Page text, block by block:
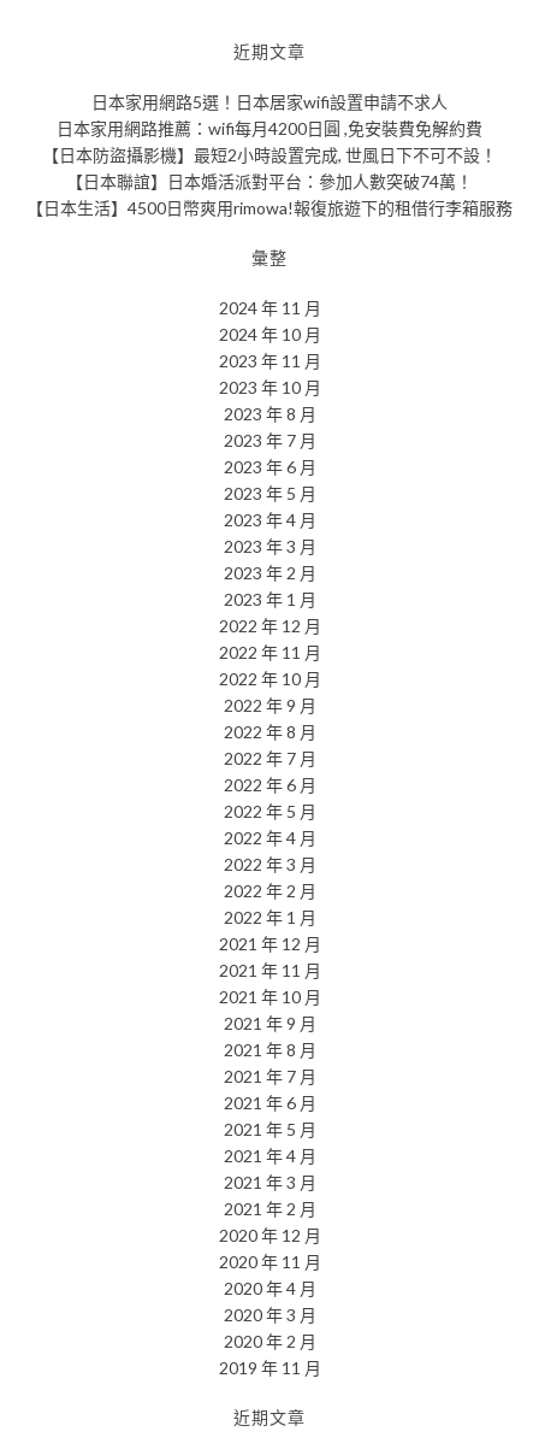
近期文章
日本家用網路5選！日本居家wifi設置申請不求人
日本家用網路推薦：wifi每月4200日圓 ,免安裝費免解約費
【日本防盜攝影機】最短2小時設置完成, 世風日下不可不設！
【日本聯誼】日本婚活派對平台：參加人數突破74萬！
【日本生活】4500日幣爽用rimowa!報復旅遊下的租借行李箱服務
彙整
2024 年 11 月
2024 年 10 月
2023 年 11 月
2023 年 10 月
2023 年 8 月
2023 年 7 月
2023 年 6 月
2023 年 5 月
2023 年 4 月
2023 年 3 月
2023 年 2 月
2023 年 1 月
2022 年 12 月
2022 年 11 月
2022 年 10 月
2022 年 9 月
2022 年 8 月
2022 年 7 月
2022 年 6 月
2022 年 5 月
2022 年 4 月
2022 年 3 月
2022 年 2 月
2022 年 1 月
2021 年 12 月
2021 年 11 月
2021 年 10 月
2021 年 9 月
2021 年 8 月
2021 年 7 月
2021 年 6 月
2021 年 5 月
2021 年 4 月
2021 年 3 月
2021 年 2 月
2020 年 12 月
2020 年 11 月
2020 年 4 月
2020 年 3 月
2020 年 2 月
2019 年 11 月
近期文章